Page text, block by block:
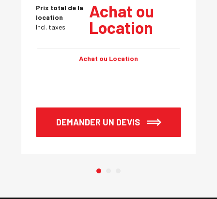
Prix total de la
location
Incl. taxes
Achat ou
Location
Achat ou Location
DEMANDER UN DEVIS